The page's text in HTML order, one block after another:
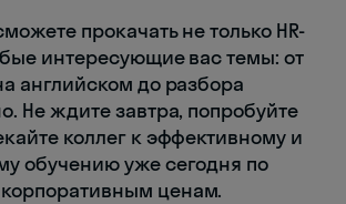
прокачать не только HR-
интересующие вас темы: от
английском до разбора
Не ждите завтра, попробуйте
коллег к эффективному и
обучению уже сегодня по
ценам.